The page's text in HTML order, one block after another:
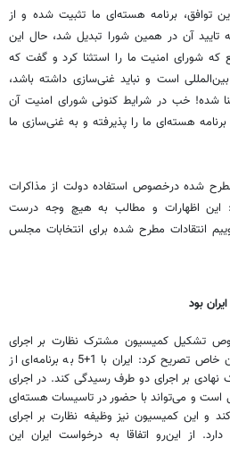
توافق، برنامه هسته‌ای ما تثبیت شده و از
تایید آن در همین شورا تبدیل شد، حال این
شورای امنیت ما را استثنا کرد و گفت که
است و نباید غنی‌سازی داشته باشد،
شده! خب در شرایط کنونی شورای امنیت آن
هسته‌ای ما را پذیرفته و به غنی‌سازی ما
شده درخصوص استفاده دولت از مذاکرات
این اظهارات و مطالب به هیچ وجه درست
انتقادات مطرح شده برای انتخابات مجلس
بود
تشکیل کمیسیون مشترک نظارت بر اجرای
توافق‌ هسته‌ای به‌عنوان یک سازمان خاص تصریح کرد: ایران با 1+5 به برنامه‌ای از
بر اجرای دو طرف رسیدگی کند. در اجرای
است و می‌تواند با حضور در تاسیسات هسته‌ای
و این کمیسیون نیز وظیفه نظارت بر اجرای
1+5 را برعهده دارد. از این‌رو اتفاقا به درخواست ایران این